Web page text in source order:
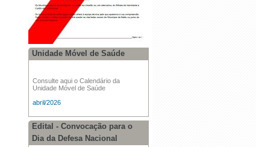
Unidade Móvel de Saúde
Consulte aqui o Calendário da
Unidade Móvel de Saúde
abril/2026
Edital - Convocação para o
Dia da Defesa Nacional